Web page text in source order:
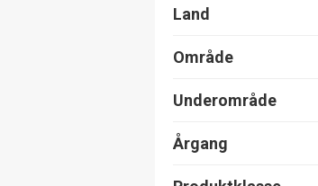
Land
Område
Underområde
Årgang